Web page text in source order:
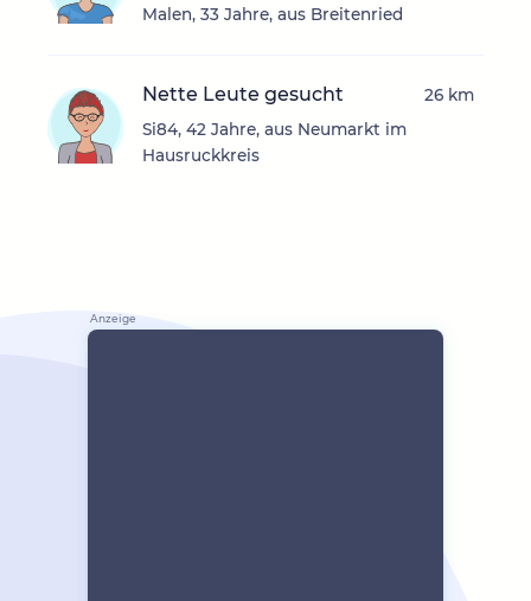
Malen, 33 Jahre, aus Breitenried
Nette Leute gesucht
Si84, 42 Jahre, aus Neumarkt im
Hausruckkreis
26 km